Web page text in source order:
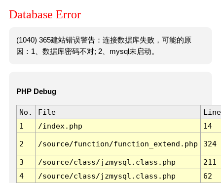
Database Error
(1040) 365建站错误警告：连接数据库失败，可能的原
因：1、数据库密码不对; 2、mysql未启动。
PHP Debug
No. File
Line
1
/index.php 14
2 /source/function/function_extend.php 324
3 /source/class/jzmysql.class.php
211
4
/source/class/jzmysql.class.php
62